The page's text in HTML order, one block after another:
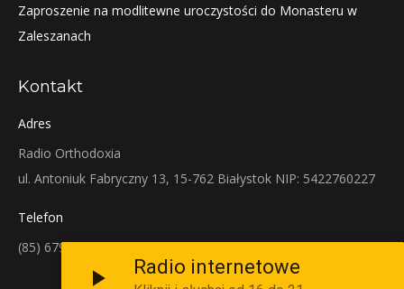
Zaproszenie na modlitewne uroczystości do Monasteru w
Zaleszanach
Kontakt
Adres
Radio Orthodoxia
ul. Antoniuk Fabryczny 13, 15-762 Białystok NIP: 5422760227
Telefon
(85) 679-38-38
Radio internetowe